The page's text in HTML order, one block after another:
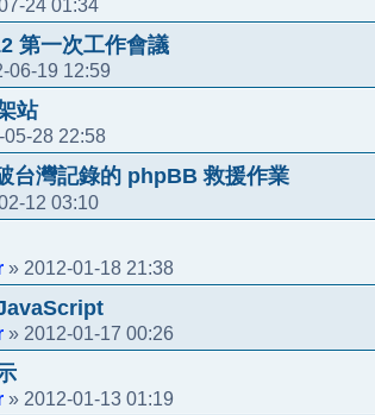
24 01:34
第一次工作會議
06-19 12:59
站
05-28 22:58
台灣記錄的 phpBB 救援作業
12 03:10
» 2012-01-18 21:38
» 2012-01-17 00:26
» 2012-01-13 01:19